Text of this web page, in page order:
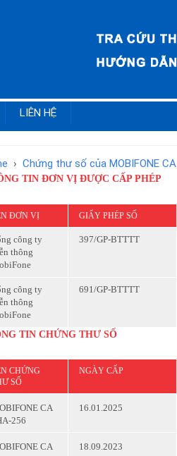
LIÊN HỆ
› Chứng thư số của MOBIFONE CA
TIN ĐƠN VỊ ĐƯỢC CẤP PHÉP
ĐƠN VỊ GIẤY PHÉP SỐ
công ty
thông
397/GP-BTTTT
công ty
thông
691/GP-BTTTT
TIN CHỨNG THƯ SỐ
CHỨNG
SỐ
NGÀY CẤP
CA
256
16.01.2025
CA 18.09.2023